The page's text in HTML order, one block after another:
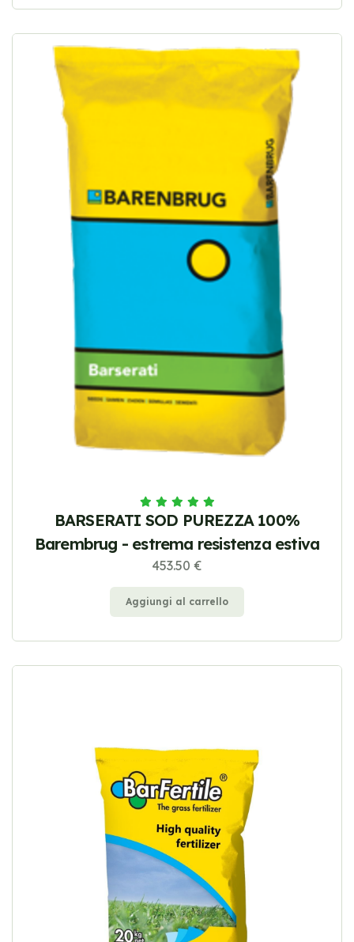
BARSERATI SOD PUREZZA 100%
Barembrug - estrema resistenza estiva
453.50 €
Aggiungi al carrello